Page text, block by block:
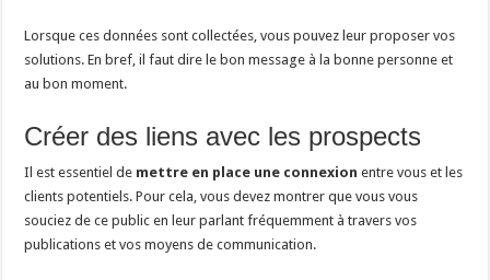
Lorsque ces données sont collectées, vous pouvez leur proposer vos
solutions. En bref, il faut dire le bon message à la bonne personne et
au bon moment.
Créer des liens avec les prospects
Il est essentiel de mettre en place une connexion entre vous et les
clients potentiels. Pour cela, vous devez montrer que vous vous
souciez de ce public en leur parlant fréquemment à travers vos
publications et vos moyens de communication.